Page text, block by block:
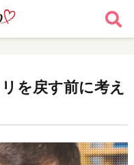
を戻す前に考え